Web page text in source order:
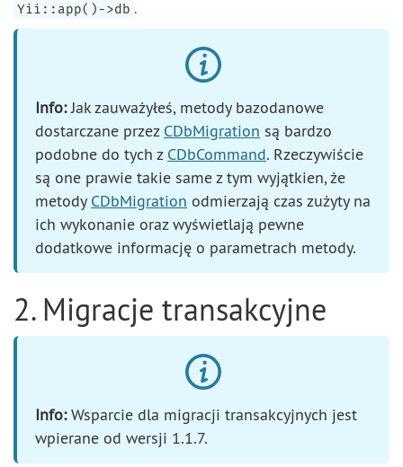
Yii::app()->db .
Info:Jak zauważyłeś, metody bazodanowe
dostarczane przez CDbMigration są bardzo
podobne do tych z CDbCommand. Rzeczywiście
są one prawie takie same z tym wyjątkien, że
metody CDbMigration odmierzają czas zużyty na
ich wykonanie oraz wyświetlają pewne
dodatkowe informację o parametrach metody.
2. Migracje transakcyjne
Info:Wsparcie dla migracji transakcyjnych jest
wpierane od wersji 1.1.7.